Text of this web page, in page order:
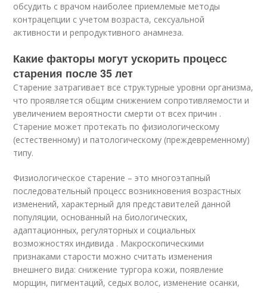
обсудить с врачом наиболее приемлемые методы
контрацепции с учетом возраста, сексуальной
активности и репродуктивного анамнеза.
Какие факторы могут ускорить процесс
старения после 35 лет
Старение затрагивает все структурные уровни организма,
что проявляется общим снижением сопротивляемости и
увеличением вероятности смерти от всех причин .
Старение может протекать по физиологическому
(естественному) и патологическому (преждевременному)
типу.
Физиологическое старение – это многоэтапный
последовательный процесс возникновения возрастных
изменений, характерный для представителей данной
популяции, основанный на биологических,
адаптационных, регуляторных и социальных
возможностях индивида . Макроскопическими
признаками старости можно считать изменения
внешнего вида: снижение тургора кожи, появление
морщин, пигментаций, седых волос, изменение осанки,